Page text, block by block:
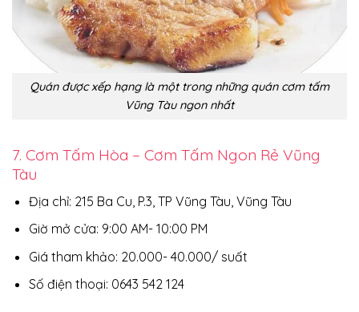
Quán được xếp hạng là một trong những quán cơm tấm
Vũng Tàu ngon nhất
7. Cơm Tấm Hòa – Cơm Tấm Ngon Rẻ Vũng
Tàu
Địa chỉ: 215 Ba Cu, P.3, TP Vũng Tàu, Vũng Tàu
Giờ mở cửa: 9:00 AM- 10:00 PM
Giá tham khảo: 20.000- 40.000/ suất
Số điện thoại: 0643 542 124